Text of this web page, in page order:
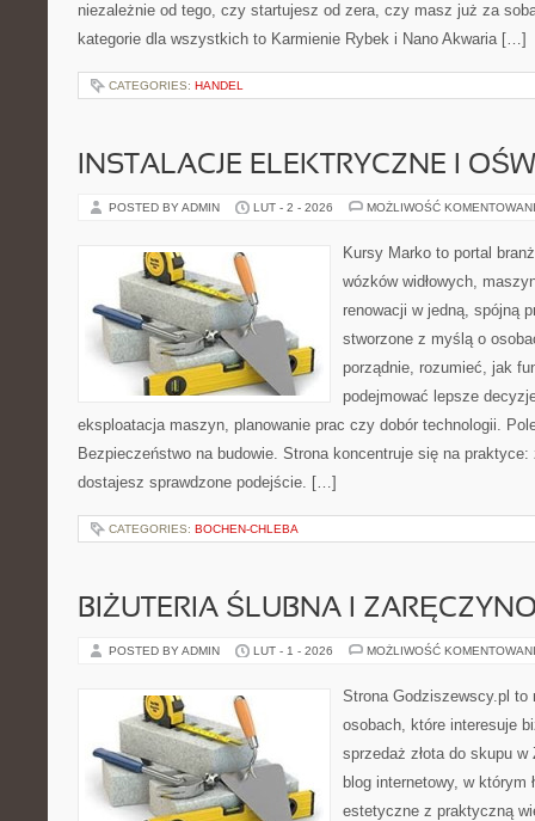
niezależnie od tego, czy startujesz od zera, czy masz już za
kategorie dla wszystkich to Karmienie Rybek i Nano Akwaria […]
CATEGORIES: HANDEL
INSTALACJE ELEKTRYCZNE I
POSTED BY ADMIN LUT - 2 - 2026 MOŻLIWOŚĆ
Kursy Marko to portal
wózków widłowych,
renowacji w jedną, spójną
stworzone z myślą o
porządnie, rozumieć, jak
podejmować lepsze
eksploatacja maszyn, planowanie prac czy dobór technologii.
Bezpieczeństwo na budowie. Strona koncentruje się na praktyce:
dostajesz sprawdzone podejście. […]
CATEGORIES: BOCHEN-CHLEBA
BIŻUTERIA ŚLUBNA I
POSTED BY ADMIN LUT - 1 - 2026 MOŻLIWOŚĆ
Strona Godziszewscy.pl
osobach, które interesuje
sprzedaż złota do skupu
blog internetowy, w którym
estetyczne z praktyczną